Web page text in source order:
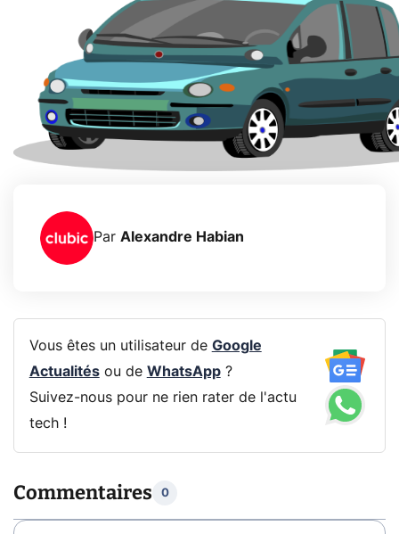
Par Alexandre Habian
Vous êtes un utilisateur de Google
Actualitésou de WhatsApp?
Suivez-nous pour ne rien rater de l'actu
tech !
Commentaires 0